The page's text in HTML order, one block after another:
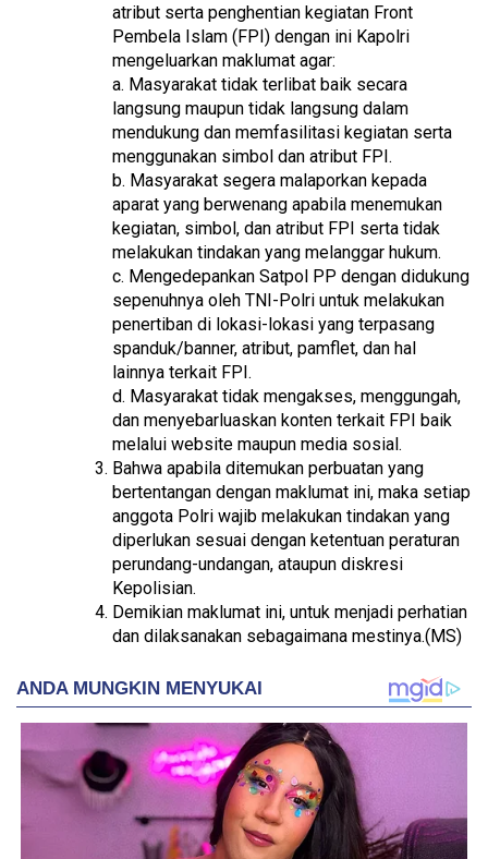
atribut serta penghentian kegiatan Front
Pembela Islam (FPI) dengan ini Kapolri
mengeluarkan maklumat agar:
a. Masyarakat tidak terlibat baik secara
langsung maupun tidak langsung dalam
mendukung dan memfasilitasi kegiatan serta
menggunakan simbol dan atribut FPI.
b. Masyarakat segera malaporkan kepada
aparat yang berwenang apabila menemukan
kegiatan, simbol, dan atribut FPI serta tidak
melakukan tindakan yang melanggar hukum.
c. Mengedepankan Satpol PP dengan didukung
sepenuhnya oleh TNI-Polri untuk melakukan
penertiban di lokasi-lokasi yang terpasang
spanduk/banner, atribut, pamflet, dan hal
lainnya terkait FPI.
d. Masyarakat tidak mengakses, menggungah,
dan menyebarluaskan konten terkait FPI baik
melalui website maupun media sosial.
Bahwa apabila ditemukan perbuatan yang
bertentangan dengan maklumat ini, maka setiap
anggota Polri wajib melakukan tindakan yang
diperlukan sesuai dengan ketentuan peraturan
perundang-undangan, ataupun diskresi
Kepolisian.
Demikian maklumat ini, untuk menjadi perhatian
dan dilaksanakan sebagaimana mestinya.(MS)